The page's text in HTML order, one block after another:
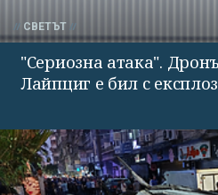
СВЕТЪТ
"Сериозна атака".
Лайпциг е бил с